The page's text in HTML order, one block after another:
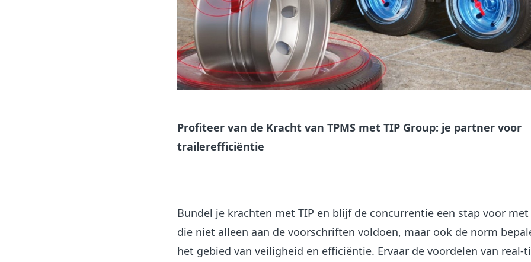
Profiteer van de Kracht van TPMS met TIP Group: je partner voor
trailerefficiëntie
Bundel je krachten met TIP en blijf de concurrentie een stap voor
die niet alleen aan de voorschriften voldoen, maar ook de norm
het gebied van veiligheid en efficiëntie. Ervaar de voordelen van real-